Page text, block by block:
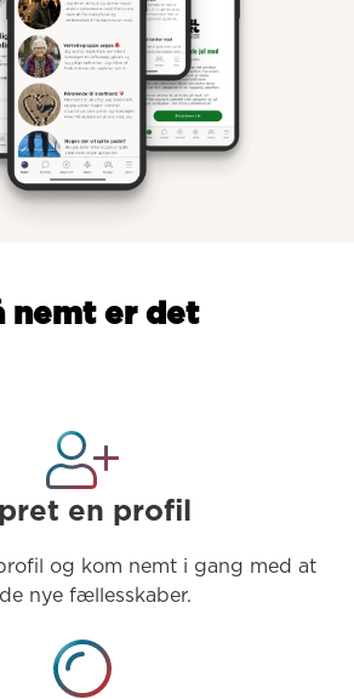
nemt er det
en profil
og kom nemt i gang med at
nye fællesskaber.